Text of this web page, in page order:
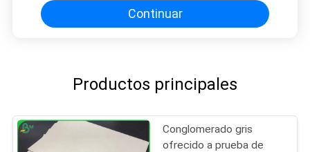
Continuar
Productos principales
Conglomerado gris
ofrecido a prueba de